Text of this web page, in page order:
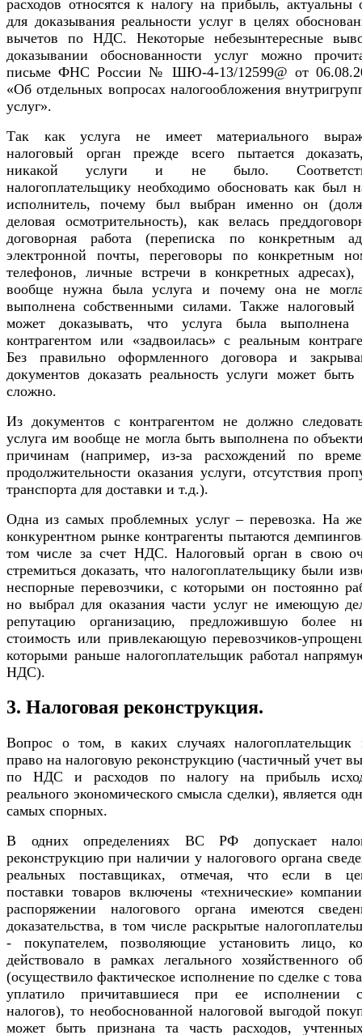
расходов относятся к налогу на прибыль,
для доказывания реальности услуг в целях
вычетов по НДС. Некоторые небезынтересные
доказывании обоснованности услуг можно
письме ФНС России № ШЮ-4-13/12599@ от
«Об отдельных вопросах налогообложения
услуг».
Так как услуга не имеет материального
налоговый орган прежде всего пытается
никакой услуги и не было.
налогоплательщику необходимо обосновать как был
исполнитель, почему был выбран именно он
деловая осмотрительность), как велась
договорная работа (переписка по конкретным
электронной почты, переговоры по конкретным
телефонов, личные встречи в конкретных адресах),
вообще нужна была услуга и почему она не
выполнена собственными силами. Также налоговый
может доказывать, что услуга была выполнена
контрагентом или «задвоилась» с реальным
Без правильно оформленного договора и
документов доказать реальность услуги может быть
сложно.
Из документов с контрагентом не должно
услуга им вообще не могла быть выполнена по
причинам (например, из-за расхождений по
продолжительности оказания услуги, отсутствия
транспорта для доставки и т.д.).
Одна из самых проблемных услуг – перевозка. На
конкурентном рынке контрагенты пытаются
том числе за счет НДС. Налоговый орган в свою
стремиться доказать, что налогоплательщику были
неспорные перевозчики, с которыми он постоянно
но выбрал для оказания части услуг не имеющую
репутацию организацию, предложившую более
стоимость или привлекающую перевозчиков-
которыми раньше налогоплательщик работал
НДС).
3. Налоговая реконструкция.
Вопрос о том, в каких случаях налогоплательщик
право на налоговую реконструкцию (частичный учет
по НДС и расходов по налогу на прибыль
реального экономического смысла сделки), является
самых спорных.
В одних определениях ВС РФ допускает
реконструкцию при наличии у налогового органа
реальных поставщиках, отмечая, что если в
поставки товаров включены «технические»
распоряжении налогового органа имеются
доказательства, в том числе раскрытые
- покупателем, позволяющие установить лицо,
действовало в рамках легального хозяйственного
(осуществило фактическое исполнение по сделке с
уплатило причитавшиеся при ее исполнении
налогов), то необоснованной налоговой выгодой
может быть признана та часть расходов,